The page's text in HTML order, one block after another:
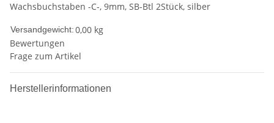
Wachsbuchstaben -C-, 9mm, SB-Btl 2Stück, silber
Versandgewicht:0,00 kg
Bewertungen
Frage zum Artikel
Herstellerinformationen